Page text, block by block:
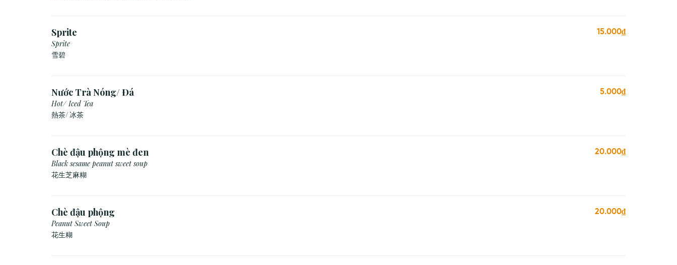
Sprite
Sprite
雪碧
15.000₫
Nước Trà Nóng/ Đá
Hot/ Iced Tea
熱茶/ 冰茶
5.000₫
Chè đậu phộng mè đen
Black sesame peanut sweet soup
花生芝麻糊
20.000₫
Chè đậu phộng
Peanut Sweet Soup
花生糊
20.000₫